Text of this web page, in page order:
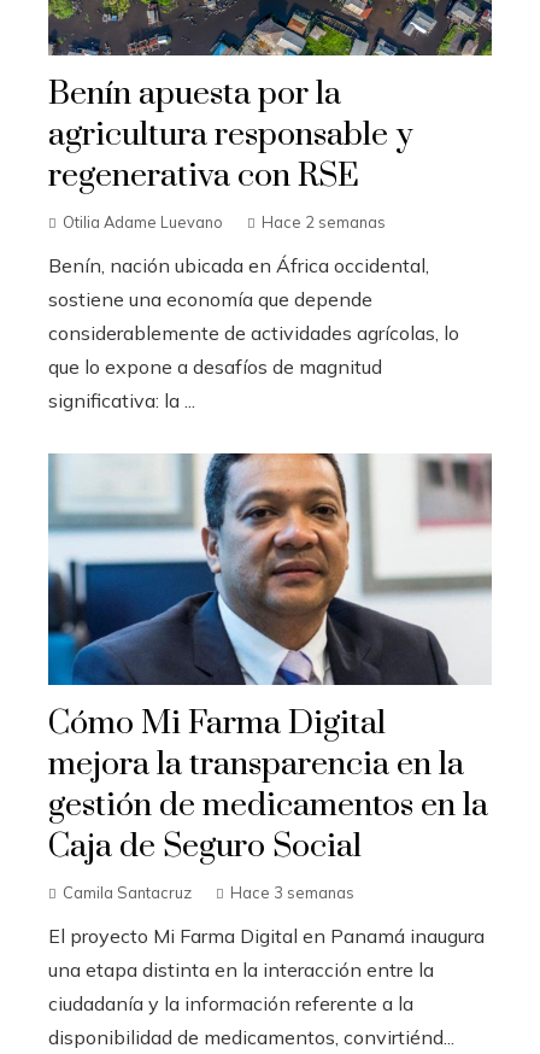
Benín apuesta por la
agricultura responsable y
regenerativa con RSE
Otilia Adame Luevano Hace 2 semanas
Benín, nación ubicada en África occidental,
sostiene una economía que depende
considerablemente de actividades agrícolas, lo
que lo expone a desafíos de magnitud
significativa: la ...
Cómo Mi Farma Digital
mejora la transparencia en la
gestión de medicamentos en la
Caja de Seguro Social
Camila Santacruz Hace 3 semanas
El proyecto Mi Farma Digital en Panamá inaugura
una etapa distinta en la interacción entre la
ciudadanía y la información referente a la
disponibilidad de medicamentos, convirtiénd...